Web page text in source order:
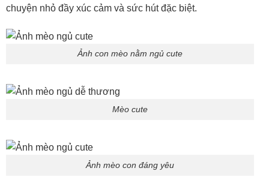
chuyện nhỏ đầy xúc cảm và sức hút đặc biệt.
Ảnh con mèo nằm ngủ cute
Mèo cute
Ảnh mèo con đáng yêu